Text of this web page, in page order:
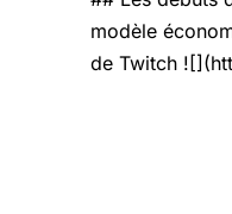
modèle
de Twitch